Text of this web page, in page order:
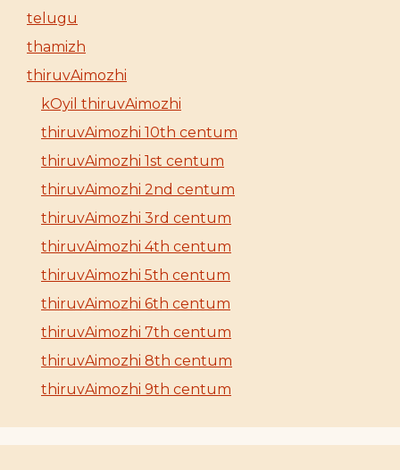
telugu
thamizh
thiruvAimozhi
kOyil thiruvAimozhi
thiruvAimozhi 10th centum
thiruvAimozhi 1st centum
thiruvAimozhi 2nd centum
thiruvAimozhi 3rd centum
thiruvAimozhi 4th centum
thiruvAimozhi 5th centum
thiruvAimozhi 6th centum
thiruvAimozhi 7th centum
thiruvAimozhi 8th centum
thiruvAimozhi 9th centum